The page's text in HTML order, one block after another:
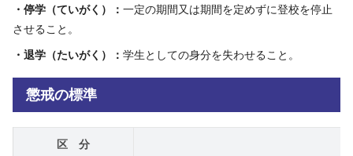
・停学（ていがく）： 一定の期間又は期間を定めずに登校を停止
させること。
・退学（たいがく）： 学生としての身分を失わせること。
懲戒の標準
区 分